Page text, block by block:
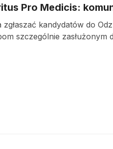
Pro Medicis:
zgłaszać kandydatów do
szczególnie zasłużonym